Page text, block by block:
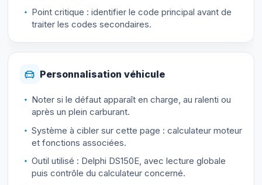
Point critique : identifier le code principal avant de
traiter les codes secondaires.
Personnalisation véhicule
Noter si le défaut apparaît en charge, au ralenti ou
après un plein carburant.
Système à cibler sur cette page : calculateur moteur
et fonctions associées.
Outil utilisé : Delphi DS150E, avec lecture globale
puis contrôle du calculateur concerné.